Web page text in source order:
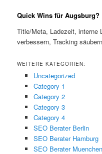
Quick Wins für Augsburg?
Title/Meta, Ladezeit, interne
verbessern, Tracking
WEITERE KATEGORIEN:
Uncategorized
Category 1
Category 2
Category 3
Category 4
SEO Berater Berlin
SEO Berater Hamburg
SEO Berater Muenchen